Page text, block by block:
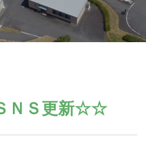
ＮＳ更新☆☆